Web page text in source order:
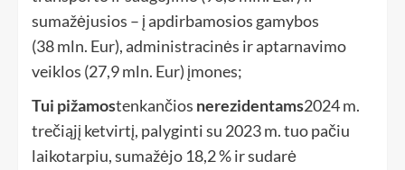
sumažėjusios – į apdirbamosios gamybos
(38 mln. Eur), administracinės ir aptarnavimo
veiklos (27,9 mln. Eur) įmones;
Tui pižamostenkančios nerezidentams2024 m.
trečiąjį ketvirtį, palyginti su 2023 m. tuo pačiu
laikotarpiu, sumažėjo 18,2 % ir sudarė